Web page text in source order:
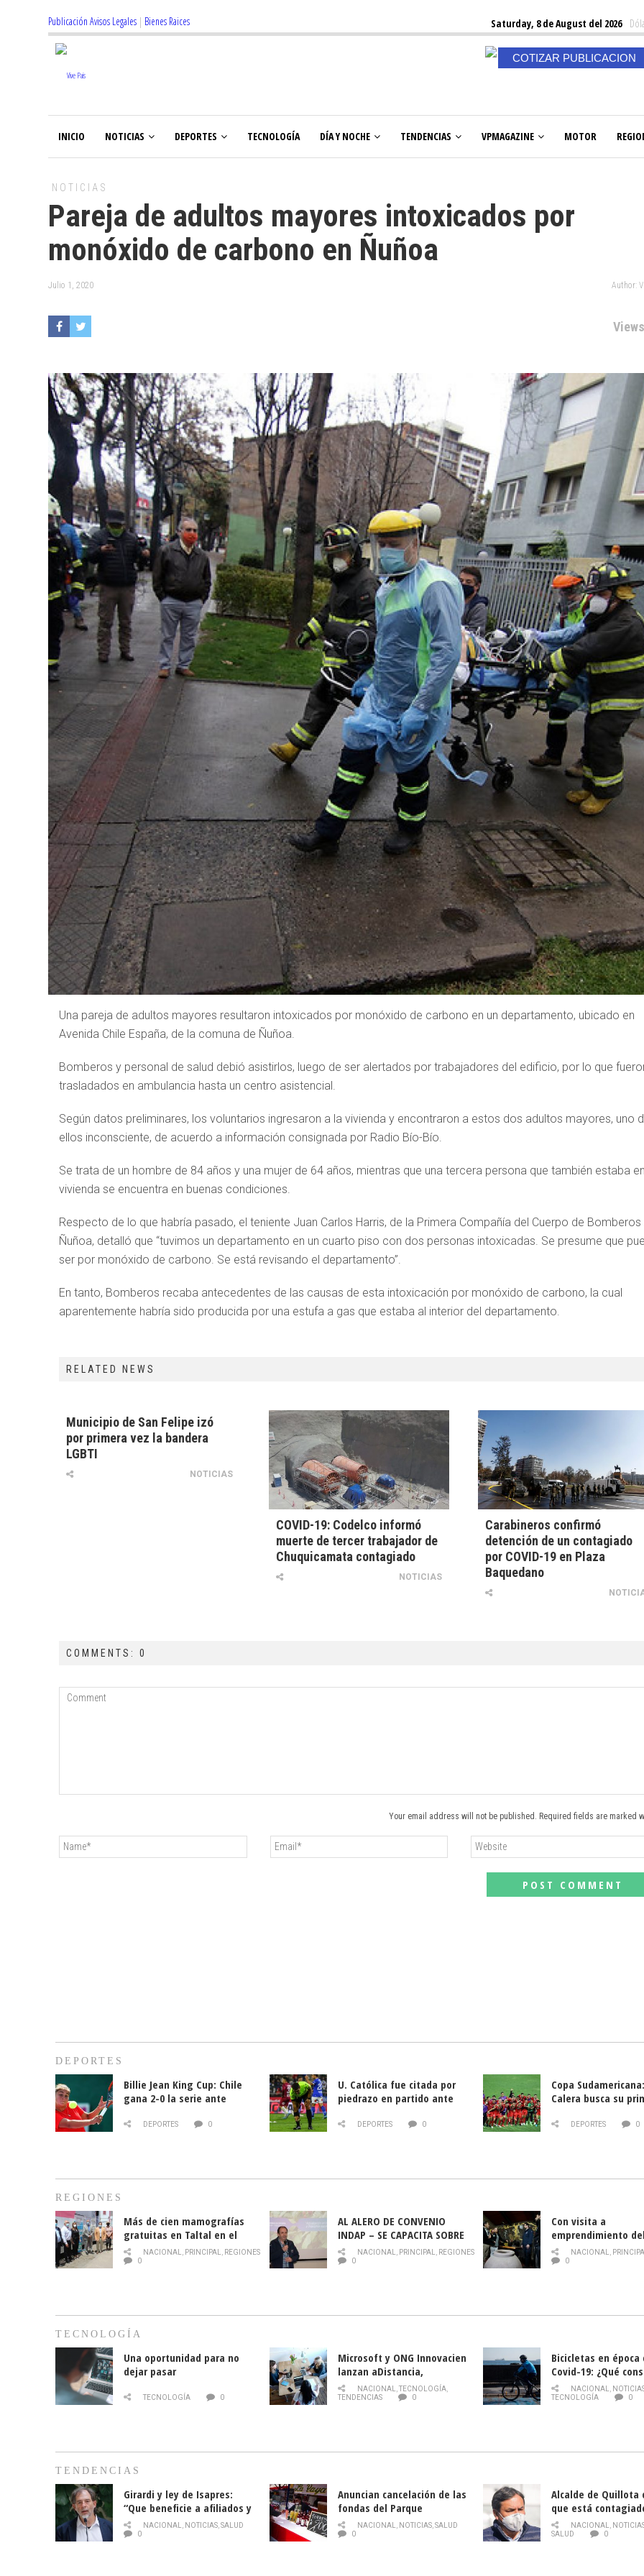
Publicación Avisos Legales | Bienes Raices Saturday, 8 de August del 2026
COTIZAR PUBLICACION
INICIO NOTICIAS DEPORTES TECNOLOGÍA DÍA Y NOCHE TENDENCIAS VPMAGAZINE MOTOR
NOTICIAS
Pareja de adultos mayores intoxicados por
monóxido de carbono en Ñuñoa
Julio 1, 2020 Author:
Una pareja de adultos mayores resultaron intoxicados por monóxido de carbono en un departamento, ubicado en
Avenida Chile España, de la comuna de Ñuñoa.
Bomberos y personal de salud debió asistirlos, luego de ser alertados por trabajadores del edificio, por lo que
trasladados en ambulancia hasta un centro asistencial.
Según datos preliminares, los voluntarios ingresaron a la vivienda y encontraron a estos dos adultos mayores, uno
ellos inconsciente, de acuerdo a información consignada por Radio Bío-Bío.
Se trata de un hombre de 84 años y una mujer de 64 años, mientras que una tercera persona que también estaba
vivienda se encuentra en buenas condiciones.
Respecto de lo que habría pasado, el teniente Juan Carlos Harris, de la Primera Compañía del Cuerpo de Bomberos
Ñuñoa, detalló que “tuvimos un departamento en un cuarto piso con dos personas intoxicadas. Se presume que
ser por monóxido de carbono. Se está revisando el departamento”.
En tanto, Bomberos recaba antecedentes de las causas de esta intoxicación por monóxido de carbono, la cual
aparentemente habría sido producida por una estufa a gas que estaba al interior del departamento.
RELATED NEWS
Municipio de San Felipe izó
por primera vez la bandera
LGBTI
NOTICIAS
COVID-19: Codelco informó
muerte de tercer trabajador de
Chuquicamata contagiado
NOTICIAS
Carabineros confirmó
detención de un contagiado
por COVID-19 en Plaza
Baquedano
COMMENTS: 0
Your email address will not be published. Required fields are marked
DEPORTES
Billie Jean King Cup: Chile
gana 2-0 la serie ante
DEPORTES 0
U. Católica fue citada por
piedrazo en partido ante
DEPORTES 0
Copa
Calera busca su
DEPORTES 0
REGIONES
Más de cien mamografías
gratuitas en Taltal en el
mes de la prevención del
cáncer de mama
NACIONAL, PRINCIPAL, REGIONES
0
AL ALERO DE CONVENIO
INDAP – SE CAPACITA SOBRE
PLAGA DROSOPHILA SUZUKII
NACIONAL, PRINCIPAL, REGIONES
0
Con visita a
emprendimiento
y llamado al
historia campesina
NACIONAL,
0
TECNOLOGÍA
Una oportunidad para no
dejar pasar
TECNOLOGÍA 0
Microsoft y ONG Innovacien
lanzan aDistancia,
plataforma con cursos
gratuitos online sobre
NACIONAL,TECNOLOGÍA,
TENDENCIAS
0
Bicicletas en época
Covid-19: ¿Qué
momento de
NACIONAL,
TECNOLOGÍA
0
TENDENCIAS
Girardi y ley de Isapres:
“Que beneficie a afiliados y
no legalice el abuso”
NACIONAL, NOTICIAS,SALUD
0
Anuncian cancelación de las
fondas del Parque
O’Higgins debido al
coronavirus
NACIONAL, NOTICIAS,SALUD
0
Alcalde de Quillota
que está
COVID-19
NACIONAL,
SALUD
0